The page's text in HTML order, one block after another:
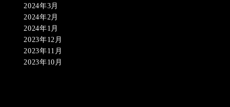
2024年3月
2024年2月
2024年1月
2023年12月
2023年11月
2023年10月